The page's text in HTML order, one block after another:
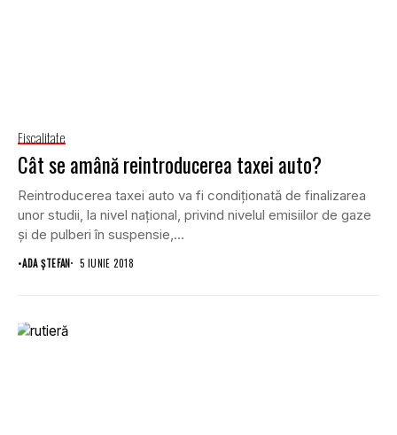
Fiscalitate
Cât se amână reintroducerea taxei auto?
Reintroducerea taxei auto va fi condiţionată de finalizarea
unor studii, la nivel naţional, privind nivelul emisiilor de gaze
şi de pulberi în suspensie,...
•ADA ȘTEFAN 5 IUNIE 2018